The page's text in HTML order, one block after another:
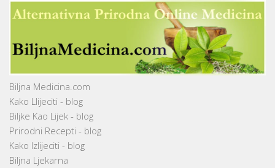
Biljna Medicina.com
Kako Llijeciti - blog
Biljke Kao Lijek - blog
Prirodni Recepti - blog
Kako Izlijeciti - blog
Biljna Ljekarna